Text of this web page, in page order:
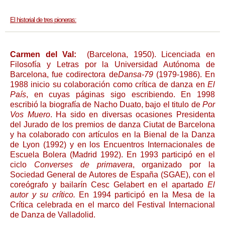
El historial de tres pioneras:
Carmen del Val: (Barcelona, 1950). Licenciada en
Filosofía y Letras por la Universidad Autónoma de
Barcelona, fue codirectora deDansa-79(1979-1986). En
1988 inicio su colaboración como crítica de danza en El
País, en cuyas páginas sigo escribiendo. En 1998
escribió la biografía de Nacho Duato, bajo el titulo de Por
Vos Muero. Ha sido en diversas ocasiones Presidenta
del Jurado de los premios de danza Ciutat de Barcelona
y ha colaborado con artículos en la Bienal de la Danza
de Lyon (1992) y en los Encuentros Internacionales de
Escuela Bolera (Madrid 1992). En 1993 participó en el
ciclo Converses de primavera, organizado por la
Sociedad General de Autores de España (SGAE), con el
coreógrafo y bailarín Cesc Gelabert en el apartado El
autor y su crítico. En 1994 participó en la Mesa de la
Crítica celebrada en el marco del Festival Internacional
de Danza de Valladolid.